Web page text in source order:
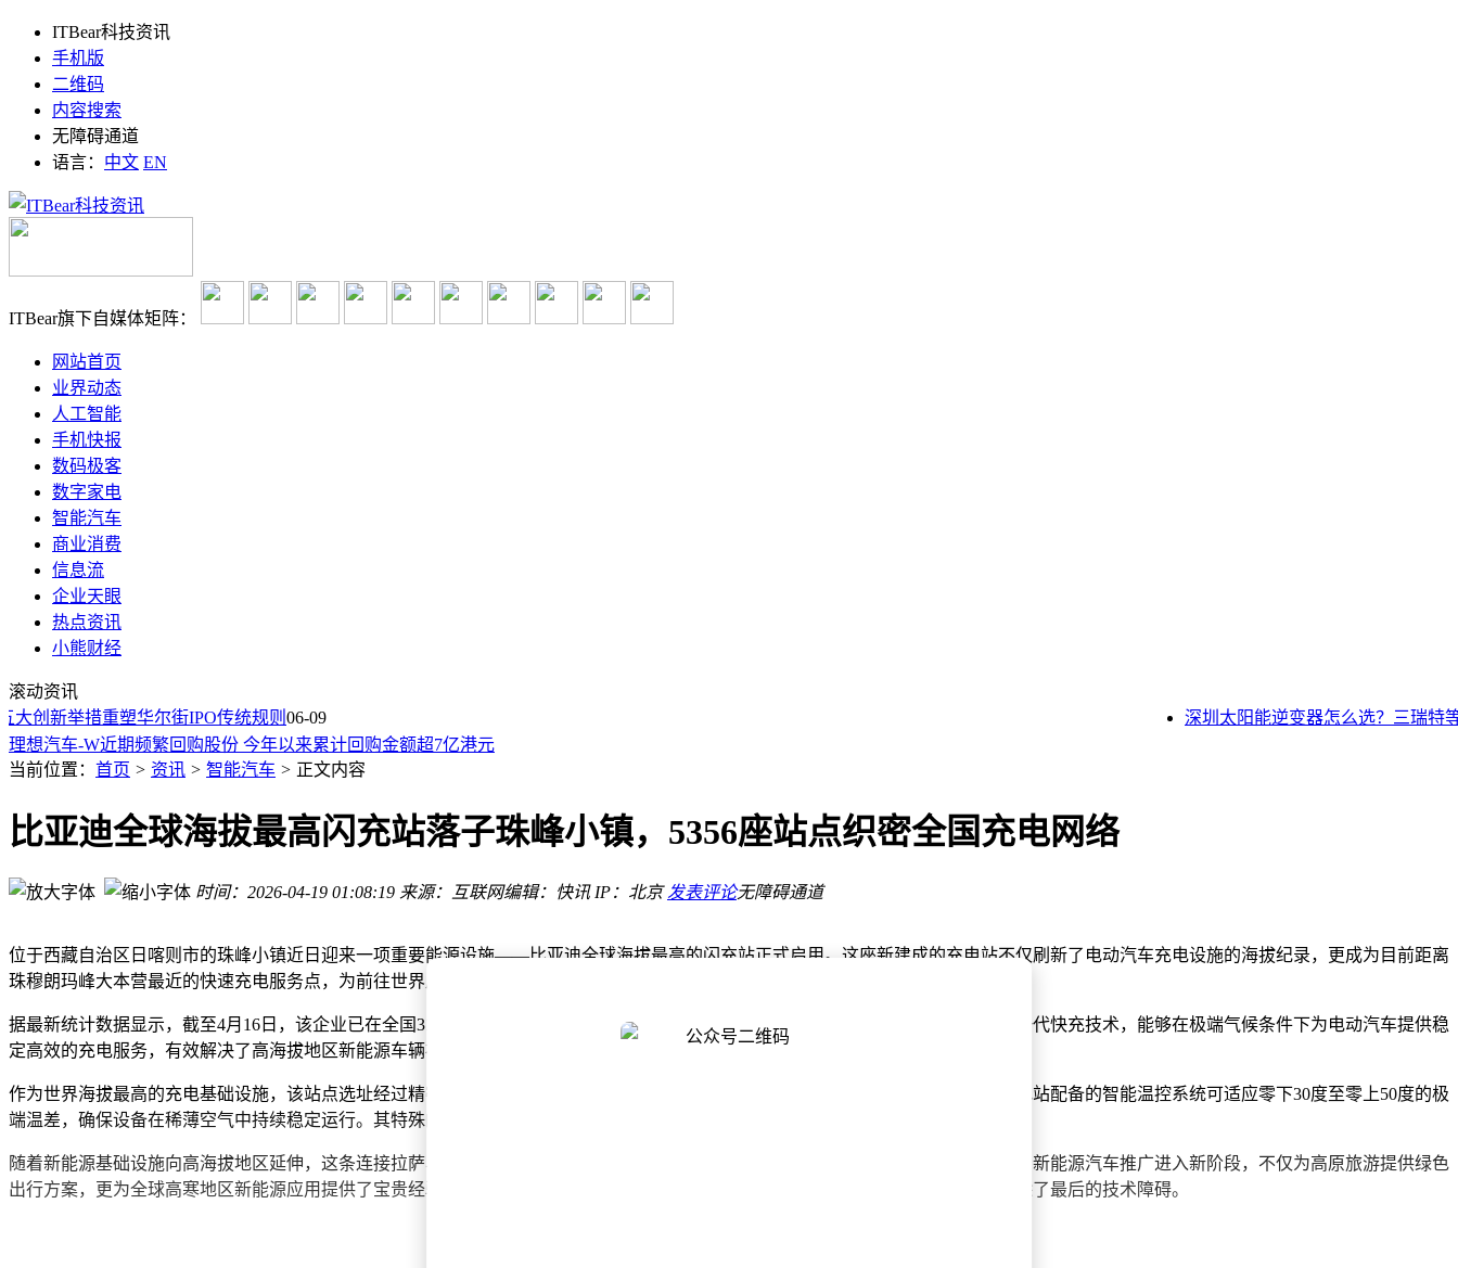
ITBear科技资讯
手机版
二维码
内容搜索
无障碍通道
语言： 中文 EN
ITBear旗下自媒体矩阵：
网站首页
业界动态
人工智能
手机快报
数码极客
数字家电
智能汽车
商业消费
信息流
企业天眼
热点资讯
小熊财经
滚动资讯
创新举措重塑华尔街IPO传统规则06-09 深圳太阳能逆变器怎么选？三瑞特等
2026年前5月32款燃油车降价，价格调整步伐加快市场生变
特斯拉申请内华达州Robotaxi运营许可，加速布局自动驾驶网约车市场
琻捷电子6月9日起招股发5340.7万股H股，拟多举措利用募资促发展
理想汽车-W近期频繁回购股份 今年以来累计回购金额超7亿港元
尊界S800典藏大观开启预订，新配色亮相，豪华配置与动力性能全揭秘
红旗G919硬派越野来袭！非承载车身+四电机，越野装备全配齐，下半年上市！
尊界V800官宣：车载水吧配星空顶，百万级MPV市场迎来“中国选手”
比亚迪全球海拔最高闪充站“落户”珠峰，开启新能源出行新篇章
2026年前5月32款燃油车降价，价格调整步伐加快市场生变
当前位置： 首页 > 资讯 > 智能汽车 > 正文内容
比亚迪全球海拔最高闪充站落子珠峰小镇，5356座站点织密全国充电网络
时间：2026-04-19 01:08:19 来源：互联网编辑：快讯 IP：北京 发表评论无障碍通道
位于西藏自治区日喀则市的珠峰小镇近日迎来一项重要能源设施——比亚迪全球海拔最高的闪充站正式启用。这座新建成的充电站不仅刷新了电动汽车充电设施的海拔纪录，更成为目前距离
珠穆朗玛峰大本营最近的快速充电服务点，为前往世界屋脊的电动车辆提供关键能源保障。
据最新统计数据显示，截至4月16日，该企业已在全国311个城市完成5356座闪充站的网络布局。此次投入运营的珠峰小镇站点采用新一代快充技术，能够在极端气候条件下为电动汽车提供稳
定高效的充电服务，有效解决了高海拔地区新能源车辆补能难题。
作为世界海拔最高的充电基础设施，该站点选址经过精密测算，既考虑了珠峰旅游线路的能源需求，又兼顾了当地生态保护要求。充电站配备的智能温控系统可适应零下30度至零上50度的极
端温差，确保设备在稀薄空气中持续稳定运行。其特殊的防风沙设计能有效抵御强风携带的颗粒物侵蚀，延长设备使用寿命。
随着新能源基础设施向高海拔地区延伸，这条连接拉萨与珠峰的电动交通走廊已初具规模。业内人士指出，该充电站的建成标志着我国新能源汽车推广进入新阶段，不仅为高原旅游提供绿色
出行方案，更为全球高寒地区新能源应用提供了宝贵经验。目前，该充电网络已实现主要旅游线路的全覆盖，为电动汽车长途旅行扫除了最后的技术障碍。